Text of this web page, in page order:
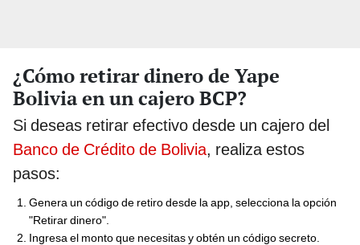
¿Cómo retirar dinero de Yape
Bolivia en un cajero BCP?
Si deseas retirar efectivo desde un cajero del
Banco de Crédito de Bolivia, realiza estos
pasos:
Genera un código de retiro desde la app, selecciona la opción
"Retirar dinero".
Ingresa el monto que necesitas y obtén un código secreto.